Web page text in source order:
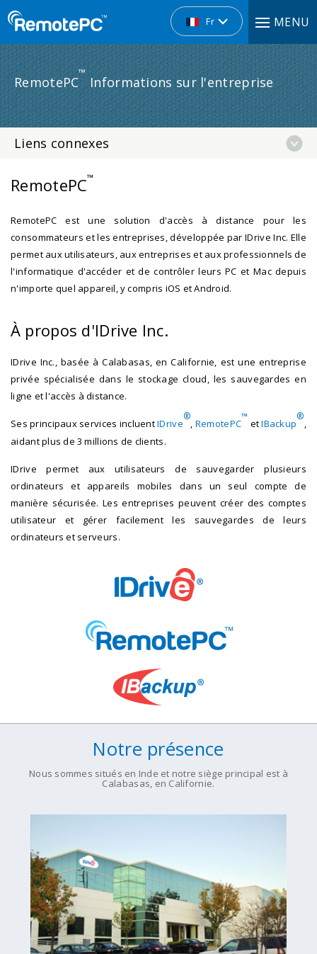
Fr MENU
RemotePC
™
Informations sur l'entreprise
Liens connexes
RemotePC™
RemotePC est une solution d'accès à distance pour les
consommateurs et les entreprises, développée par IDrive Inc. Elle
permet aux utilisateurs, aux entreprises et aux professionnels de
l'informatique d'accéder et de contrôler leurs PC et Mac depuis
n'importe quel appareil, y compris iOS et Android.
À propos d'IDrive Inc.
IDrive Inc., basée à Calabasas, en Californie, est une entreprise
privée spécialisée dans le stockage cloud, les sauvegardes en
ligne et l'accès à distance.
Ses principaux services incluentIDrive
®
, RemotePC
™
etIBackup
®
,
aidant plus de 3 millions de clients.
IDrive permet aux utilisateurs de sauvegarder plusieurs
ordinateurs et appareils mobiles dans un seul compte de
manière sécurisée. Les entreprises peuvent créer des comptes
utilisateur et gérer facilement les sauvegardes de leurs
ordinateurs et serveurs.
Notre présence
Nous sommes situés en Inde et notre siège principal est à
Calabasas, en Californie.